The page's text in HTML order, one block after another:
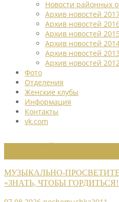
Новости районных
Архив новостей
Архив новостей
Архив новостей
Архив новостей
Архив новостей
Архив новостей
Фото
Отделения
Женские клубы
Информация
Контакты
vk.com
МУЗЫКАЛЬНО-
«ЗНАТЬ, ЧТОБЫ